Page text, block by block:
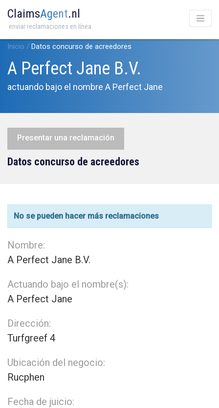
ClaimsAgent.nl
enviar reclamaciones en línea
Inicio / Datos concurso de acreedores
A Perfect Jane B.V.
actuando bajo el nombre A Perfect Jane
Presentar una reclamación
Datos concurso de acreedores
No se pueden hacer más reclamaciones
Nombre:
A Perfect Jane B.V.
Actuando bajo el nombre(s):
A Perfect Jane
Dirección:
Turfgreef 4
Ubicación del negocio:
Rucphen
Fecha de juicio: